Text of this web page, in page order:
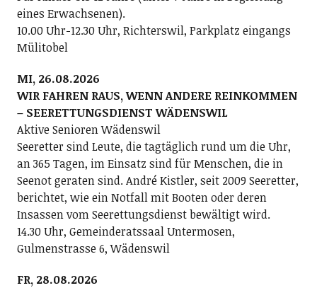
eines Erwachsenen).
10.00 Uhr-12.30 Uhr, Richterswil, Parkplatz eingangs
Mülitobel
MI, 26.08.2026
WIR FAHREN RAUS, WENN ANDERE REINKOMMEN
– SEERETTUNGSDIENST WÄDENSWIL
Aktive Senioren Wädenswil
Seeretter sind Leute, die tagtäglich rund um die Uhr,
an 365 Tagen, im Einsatz sind für Menschen, die in
Seenot geraten sind. André Kistler, seit 2009 Seeretter,
berichtet, wie ein Notfall mit Booten oder deren
Insassen vom Seerettungsdienst bewältigt wird.
14.30 Uhr, Gemeinderatssaal Untermosen,
Gulmenstrasse 6, Wädenswil
FR, 28.08.2026